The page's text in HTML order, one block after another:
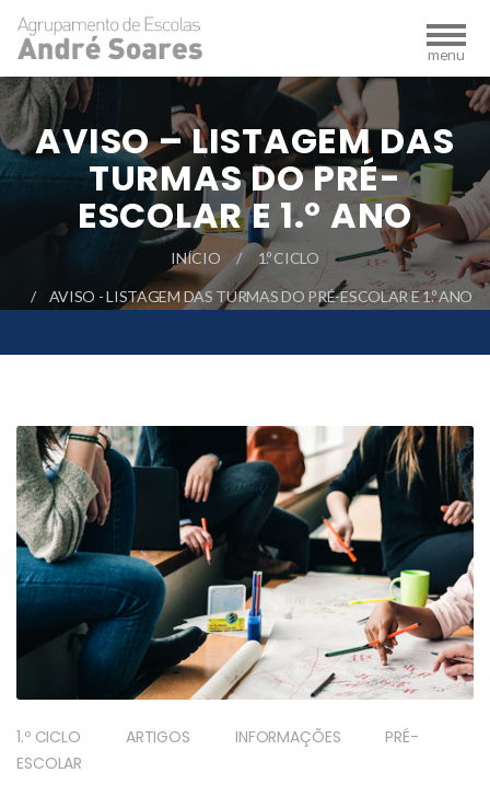
AVISO – LISTAGEM DAS
TURMAS DO PRÉ-
ESCOLAR E 1.º ANO
INÍCIO 1.º CICLO
AVISO - LISTAGEM DAS TURMAS DO PRÉ-ESCOLAR E 1.º ANO
1.º CICLO ARTIGOS INFORMAÇÕES
PRÉ-
ESCOLAR